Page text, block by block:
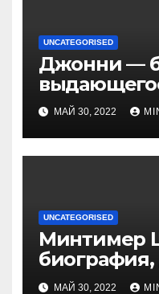
UNCATEGORISED
Джонни —
миллионы
МАЙ 30, 2022
UNCATEGORISED
Минтимер
семья
МАЙ 30, 2022